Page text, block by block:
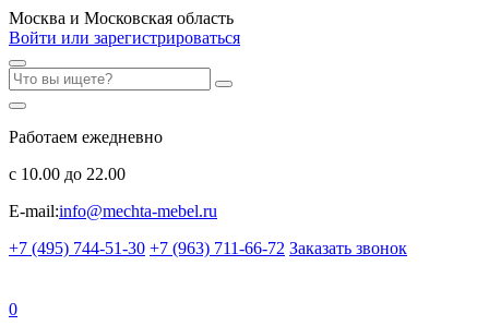
Москва и Московская область
Войти или зарегистрироваться
Работаем ежедневно
с 10.00 до 22.00
E-mail:info@mechta-mebel.ru
+7 (495) 744-51-30 +7 (963) 711-66-72 Заказать звонок
0